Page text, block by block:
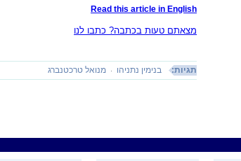
Read this article in English
מצאתם טעות בכתבה? כתבו לנו
תגיות: בנימין נתניהו מנואל טרכטנברג